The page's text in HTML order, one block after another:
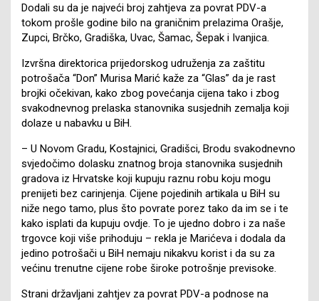
Dodali su da je najveći broj zahtjeva za povrat PDV-a
tokom prošle godine bilo na graničnim prelazima Orašje,
Zupci, Brčko, Gradiška, Uvac, Šamac, Šepak i Ivanjica.
Izvršna direktorica prijedorskog udruženja za zaštitu
potrošača “Don” Murisa Marić kaže za “Glas” da je rast
brojki očekivan, kako zbog povećanja cijena tako i zbog
svakodnevnog prelaska stanovnika susjednih zemalja koji
dolaze u nabavku u BiH.
– U Novom Gradu, Kostajnici, Gradišci, Brodu svakodnevno
svjedočimo dolasku znatnog broja stanovnika susjednih
gradova iz Hrvatske koji kupuju raznu robu koju mogu
prenijeti bez carinjenja. Cijene pojedinih artikala u BiH su
niže nego tamo, plus što povrate porez tako da im se i te
kako isplati da kupuju ovdje. To je ujedno dobro i za naše
trgovce koji više prihoduju – rekla je Marićeva i dodala da
jedino potrošači u BiH nemaju nikakvu korist i da su za
većinu trenutne cijene robe široke potrošnje previsoke.
Strani državljani zahtjev za povrat PDV-a podnose na